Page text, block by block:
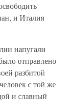
и Италия
напугали
отправлено
разбитой
с той же
и славный